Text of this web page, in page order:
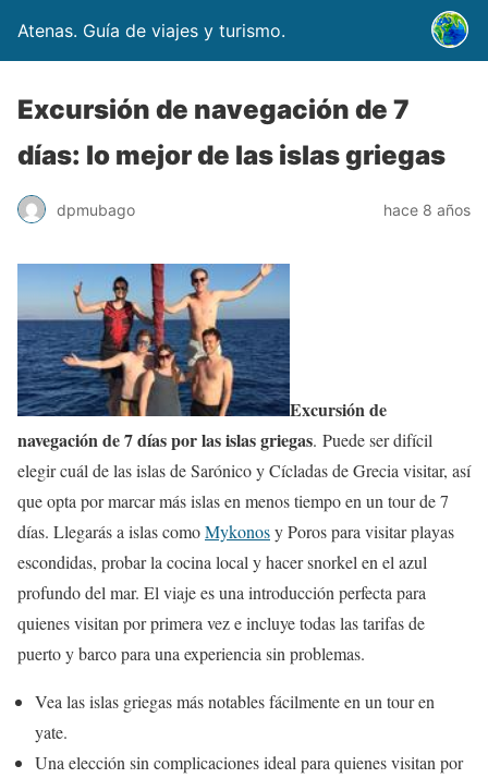
Atenas. Guía de viajes y turismo.
Excursión de navegación de 7
días: lo mejor de las islas griegas
dpmubago hace 8 años
Excursión de
navegación de 7 días por las islas griegas. Puede ser difícil
elegir cuál de las islas de Sarónico y Cícladas de Grecia visitar, así
que opta por marcar más islas en menos tiempo en un tour de 7
días. Llegarás a islas comoMykonosy Poros para visitar playas
escondidas, probar la cocina local y hacer snorkel en el azul
profundo del mar. El viaje es una introducción perfecta para
quienes visitan por primera vez e incluye todas las tarifas de
puerto y barco para una experiencia sin problemas.
Vea las islas griegas más notables fácilmente en un tour en
yate.
Una elección sin complicaciones ideal para quienes visitan por